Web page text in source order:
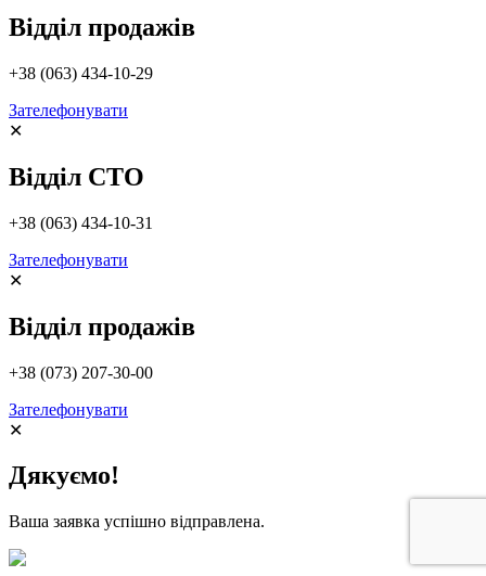
Відділ продажів
+38 (063) 434-10-29
Зателефонувати
✕
Відділ СТО
+38 (063) 434-10-31
Зателефонувати
✕
Відділ продажів
+38 (073) 207-30-00
Зателефонувати
✕
Дякуємо!
Ваша заявка успішно відправлена.